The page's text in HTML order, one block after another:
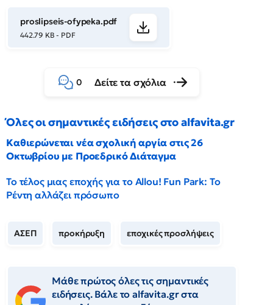
proslipseis-ofypeka.pdf
442.79 KB - PDF
0 Δείτε τα σχόλια
Όλες οι σημαντικές ειδήσεις στο alfavita.gr
Καθιερώνεται νέα σχολική αργία στις 26
Οκτωβρίου με Προεδρικό Διάταγμα
Το τέλος μιας εποχής για το Allou! Fun Park: Το
Ρέντη αλλάζει πρόσωπο
ΑΣΕΠ προκήρυξη εποχικές προσλήψεις
Μάθε πρώτος όλες τις σημαντικές
ειδήσεις. Βάλε το alfavita.gr στα